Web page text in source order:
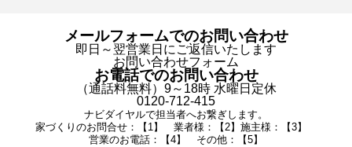
メールフォームでのお問い合わせ
即日～翌営業日にご返信いたします
お問い合わせフォーム
お電話でのお問い合わせ
（通話料無料）9～18時 水曜日定休
0120-712-415
ナビダイヤルで担当者へお繋ぎします。
家づくりのお問合せ：【1】 業者様：【2】施主様：【3】
営業のお電話：【4】 その他：【5】